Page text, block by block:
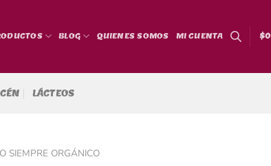
BLOG QUIENES SOMOS MI CUENTA $0
LÁCTEOS
SIEMPRE ORGÁNICO